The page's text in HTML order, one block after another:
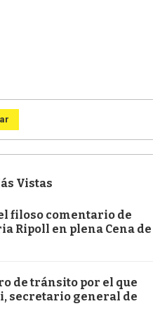
Vistas
filoso comentario de
Ripoll en plena Cena de
de tránsito por el que
secretario general de